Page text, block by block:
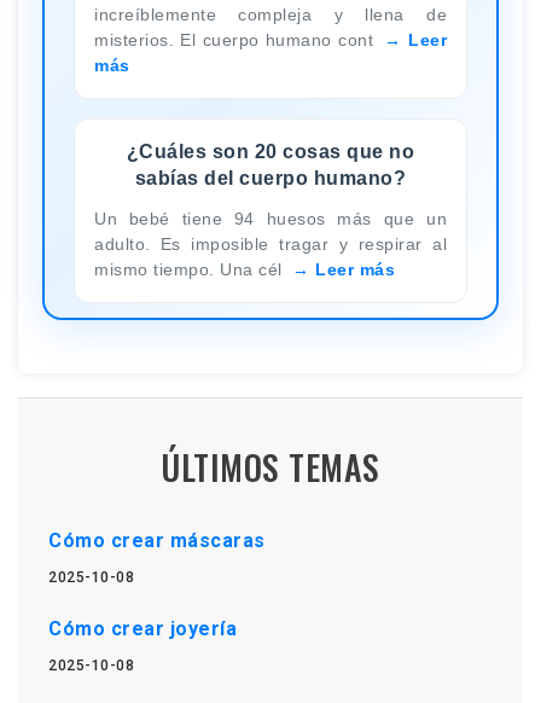
increíblemente compleja y llena de
misterios. El cuerpo humano cont
Leer
más
¿Cuáles son 20 cosas que no
sabías del cuerpo humano?
Un bebé tiene 94 huesos más que un
adulto. Es imposible tragar y respirar al
mismo tiempo. Una cél
Leer más
ÚLTIMOS TEMAS
Cómo crear máscaras
2025-10-08
Cómo crear joyería
2025-10-08